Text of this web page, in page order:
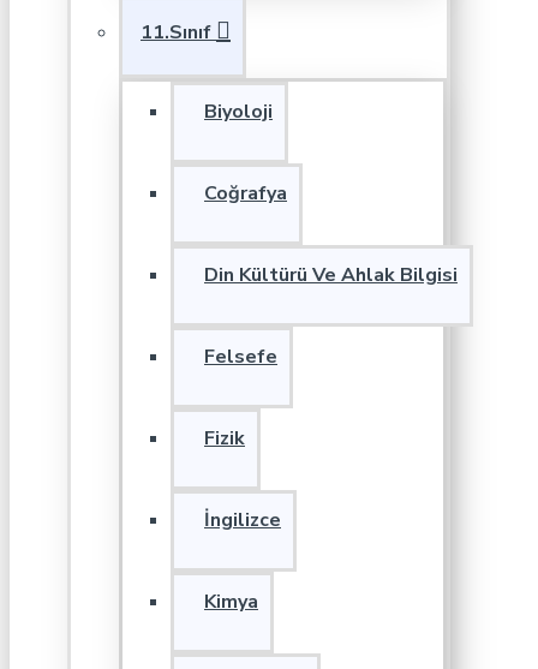
11.Sınıf
Biyoloji
Coğrafya
Din Kültürü Ve Ahlak Bilgisi
Felsefe
Fizik
İngilizce
Kimya